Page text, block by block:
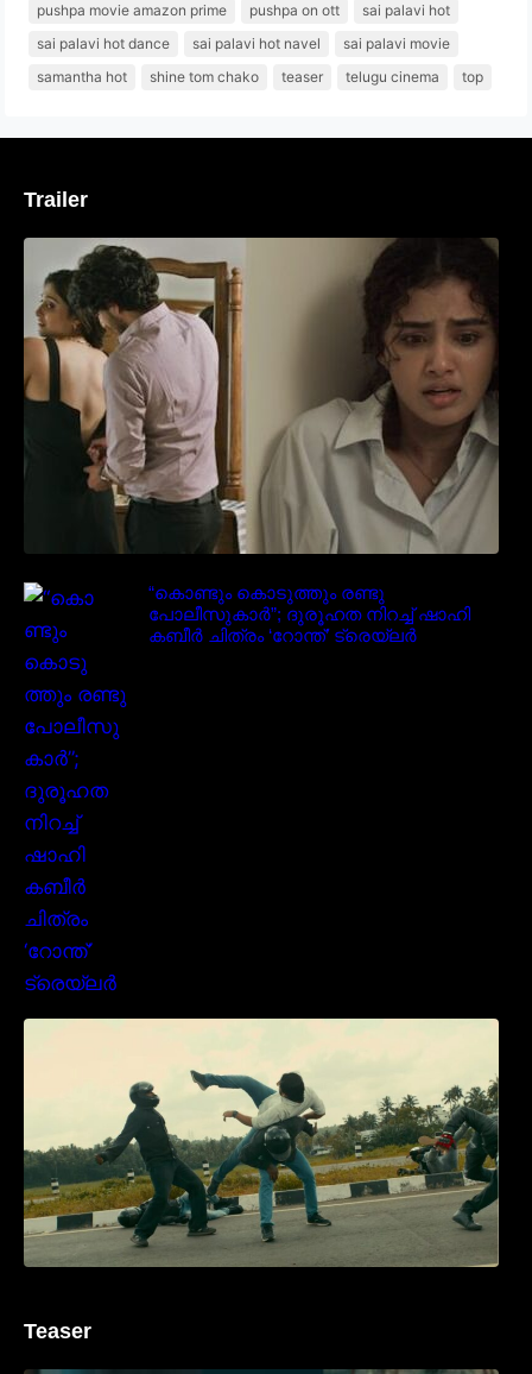
pushpa movie amazon prime
pushpa on ott
sai palavi hot
sai palavi hot dance
sai palavi hot navel
sai palavi movie
samantha hot
shine tom chako teaser telugu cinema top
Trailer
‘മരീചിക’യുമായി അനുപമ പരമേശ്വരൻ;
മിസ്റ്ററി ത്രില്ലർ ട്രെയിലർ
വൈറലാകുന്നു..
“കൊണ്ടും കൊടുത്തും രണ്ടു
പോലീസുകാർ”; ദുരൂഹത നിറച്ച് ഷാഹി
കബീർ ചിത്രം ‘റോന്ത്’ ട്രെയ്‌ലർ
Teaser